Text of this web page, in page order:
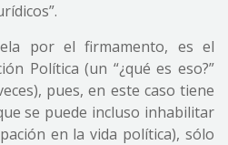
por el firmamento, es el
Política (un “¿qué es eso?”
pues, en este caso tiene
se puede incluso inhabilitar
en la vida política), sólo